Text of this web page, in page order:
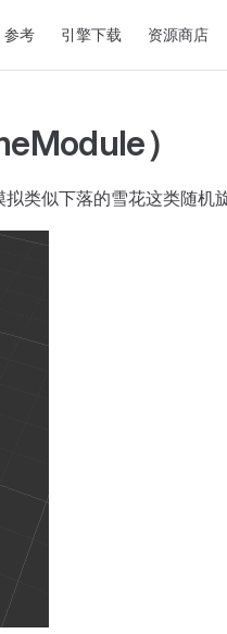
参考 引擎下载 资源商店
）
类似下落的雪花这类随机